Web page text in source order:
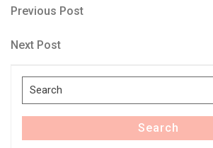
Post
navigation
Previous
Previous Post
Next
Next Post
Search
for:
Search